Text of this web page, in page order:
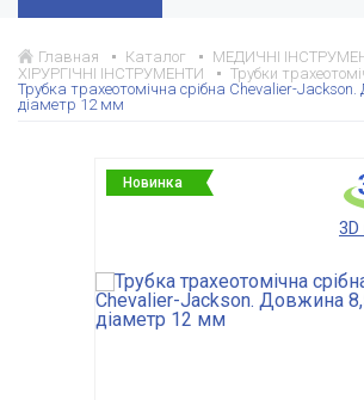
Главная Каталог
МЕДИЧНІ
ХІРУРГІЧНІ ІНСТРУМЕНТИ
Трубки
Трубка трахеотомічна срібна Chevalier-
діаметр 12 мм
Новинка